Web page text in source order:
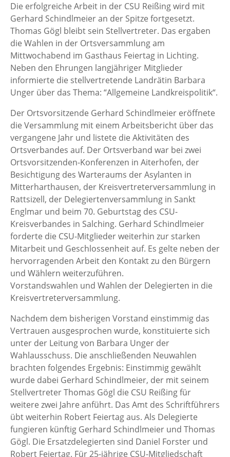
Die erfolgreiche Arbeit in der CSU Reißing wird mit
Gerhard Schindlmeier an der Spitze fortgesetzt.
Thomas Gögl bleibt sein Stellvertreter. Das ergaben
die Wahlen in der Ortsversammlung am
Mittwochabend im Gasthaus Feiertag in Lichting.
Neben den Ehrungen langjähriger Mitglieder
informierte die stellvertretende Landrätin Barbara
Unger über das Thema: “Allgemeine Landkreispolitik“.
Der Ortsvorsitzende Gerhard Schindlmeier eröffnete
die Versammlung mit einem Arbeitsbericht über das
vergangene Jahr und listete die Aktivitäten des
Ortsverbandes auf. Der Ortsverband war bei zwei
Ortsvorsitzenden-Konferenzen in Aiterhofen, der
Besichtigung des Warteraums der Asylanten in
Mitterharthausen, der Kreisvertreterversammlung in
Rattsizell, der Delegiertenversammlung in Sankt
Englmar und beim 70. Geburtstag des CSU-
Kreisverbandes in Salching. Gerhard Schindlmeier
forderte die CSU-Mitglieder weiterhin zur starken
Mitarbeit und Geschlossenheit auf. Es gelte neben der
hervorragenden Arbeit den Kontakt zu den Bürgern
und Wählern weiterzuführen.
Vorstandswahlen und Wahlen der Delegierten in die
Kreisvertreterversammlung.
Nachdem dem bisherigen Vorstand einstimmig das
Vertrauen ausgesprochen wurde, konstituierte sich
unter der Leitung von Barbara Unger der
Wahlausschuss. Die anschließenden Neuwahlen
brachten folgendes Ergebnis: Einstimmig gewählt
wurde dabei Gerhard Schindlmeier, der mit seinem
Stellvertreter Thomas Gögl die CSU Reißing für
weitere zwei Jahre anführt. Das Amt des Schriftführers
übt weiterhin Robert Feiertag aus. Als Delegierte
fungieren künftig Gerhard Schindlmeier und Thomas
Gögl. Die Ersatzdelegierten sind Daniel Forster und
Robert Feiertag. Für 25-jährige CSU-Mitgliedschaft